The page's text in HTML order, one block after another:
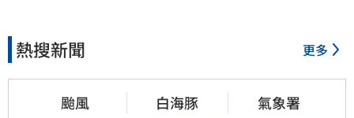
熱搜新聞 更多
颱風 白海豚 氣象署